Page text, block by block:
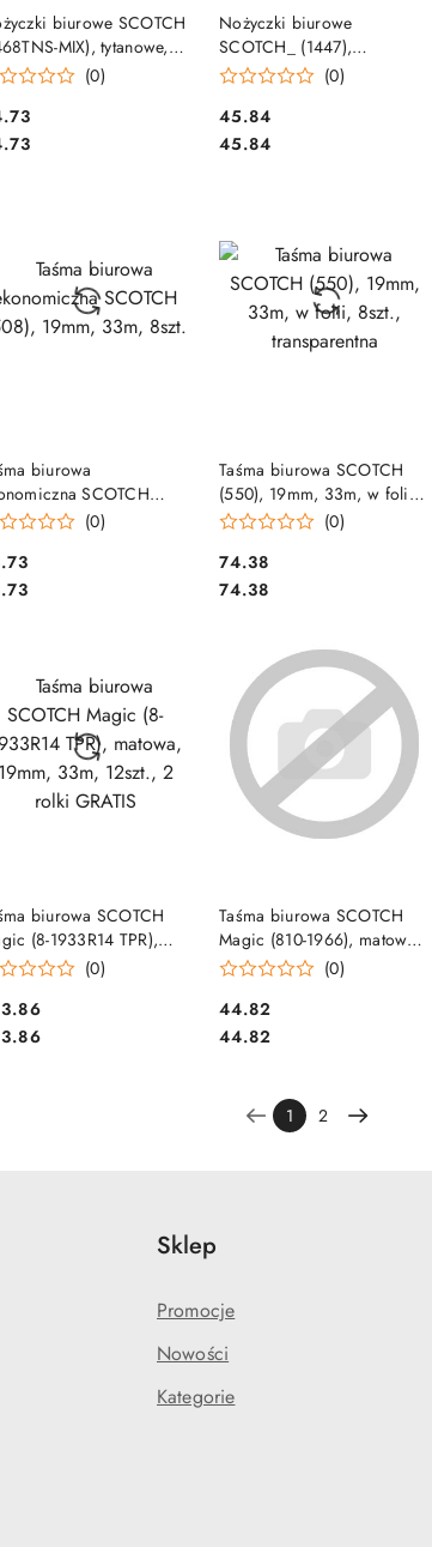
biurowe SCOTCH
MIX), tytanowe,
czarno-szare
(0)
DO KOSZYKA
Nożyczki biurowe
SCOTCH_ (1447),
precyzyjne, 18cm,
(0)
Cena:
45.84
Cena:
45.84
DO KOSZYKA
biurowa
SCOTCH
19mm, 33m, 8szt.
(0)
Taśma biurowa SCOTCH
(550), 19mm, 33m, w folii,
8szt., transparentna
(0)
Cena:
74.38
Cena:
74.38
DO KOSZYKA
biurowa SCOTCH
(8-1933R14 TPR),
19mm, 33m,
(0)
DO KOSZYKA
Taśma biurowa SCOTCH
Magic (810-1966), matowa,
19mm, 66m, 70005242303
(0)
Cena:
44.82
Cena:
44.82
DO KOSZYKA
1 2
Sklep
Promocje
Nowości
Kategorie